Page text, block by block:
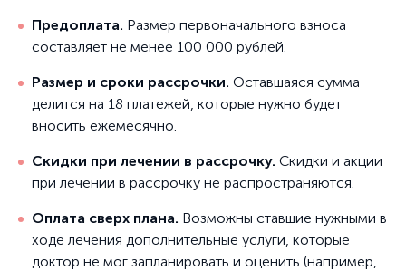
Предоплата. Размер первоначального взноса
составляет не менее 100 000 рублей.
Размер и сроки рассрочки. Оставшаяся сумма
делится на 18 платежей, которые нужно будет
вносить ежемесячно.
Скидки при лечении в рассрочку. Скидки и акции
при лечении в рассрочку не распространяются.
Оплата сверх плана. Возможны ставшие нужными в
ходе лечения дополнительные услуги, которые
доктор не мог запланировать и оценить (например,